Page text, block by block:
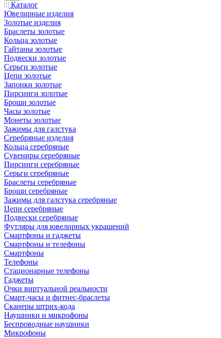
Каталог
Ювелирные изделия
Золотые изделия
Браслеты золотые
Кольца золотые
Гайтаны золотые
Подвески золотые
Серьги золотые
Цепи золотые
Запонки золотые
Пирсинги золотые
Броши золотые
Часы золотые
Монеты золотые
Зажимы для галстука
Серебряные изделия
Кольца серебряные
Сувениры серебряные
Пирсинги серебряные
Серьги серебряные
Браслеты серебряные
Броши серебряные
Зажимы для галстука серебряные
Цепи серебряные
Подвески серебряные
Футляры для ювелирных украшений
Смартфоны и гаджеты
Смартфоны и телефоны
Смартфоны
Телефоны
Стационарные телефоны
Гаджеты
Очки виртуальной реальности
Смарт-часы и фитнес-браслеты
Сканеры штрих-кода
Наушники и микрофоны
Беспроводные наушники
Микрофоны